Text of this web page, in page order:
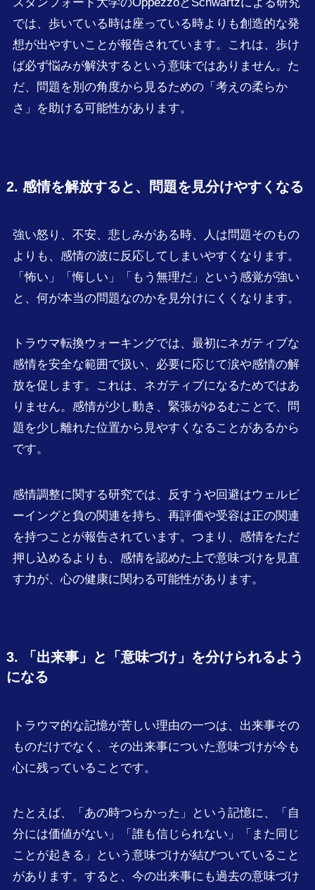
では、歩いている時は座っている時よりも創造的な発
想が出やすいことが報告されています。これは、歩け
ば必ず悩みが解決するという意味ではありません。た
だ、問題を別の角度から見るための「考えの柔らか
さ」を助ける可能性があります。
2. 感情を解放すると、問題を見分けやすくなる
強い怒り、不安、悲しみがある時、人は問題そのもの
よりも、感情の波に反応してしまいやすくなります。
「怖い」「悔しい」「もう無理だ」という感覚が強い
と、何が本当の問題なのかを見分けにくくなります。
トラウマ転換ウォーキングでは、最初にネガティブな
感情を安全な範囲で扱い、必要に応じて涙や感情の解
放を促します。これは、ネガティブになるためではあ
りません。感情が少し動き、緊張がゆるむことで、問
題を少し離れた位置から見やすくなることがあるから
です。
感情調整に関する研究では、反すうや回避はウェルビ
ーイングと負の関連を持ち、再評価や受容は正の関連
を持つことが報告されています。つまり、感情をただ
押し込めるよりも、感情を認めた上で意味づけを見直
す力が、心の健康に関わる可能性があります。
3. 「出来事」と「意味づけ」を分けられるよう
になる
トラウマ的な記憶が苦しい理由の一つは、出来事その
ものだけでなく、その出来事についた意味づけが今も
心に残っていることです。
たとえば、「あの時つらかった」という記憶に、「自
分には価値がない」「誰も信じられない」「また同じ
ことが起きる」という意味づけが結びついていること
があります。すると、今の出来事にも過去の意味づけ